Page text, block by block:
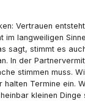
Vertrauen
im langweiligen
sagt, stimmt es
In der
stimmen muss.
halten Termine ein.
kleinen Dinge